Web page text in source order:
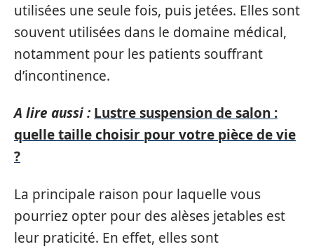
utilisées une seule fois, puis jetées. Elles sont
souvent utilisées dans le domaine médical,
notamment pour les patients souffrant
d’incontinence.
A lire aussi : Lustre suspension de salon :
quelle taille choisir pour votre pièce de vie
?
La principale raison pour laquelle vous
pourriez opter pour des alèses jetables est
leur praticité. En effet, elles sont